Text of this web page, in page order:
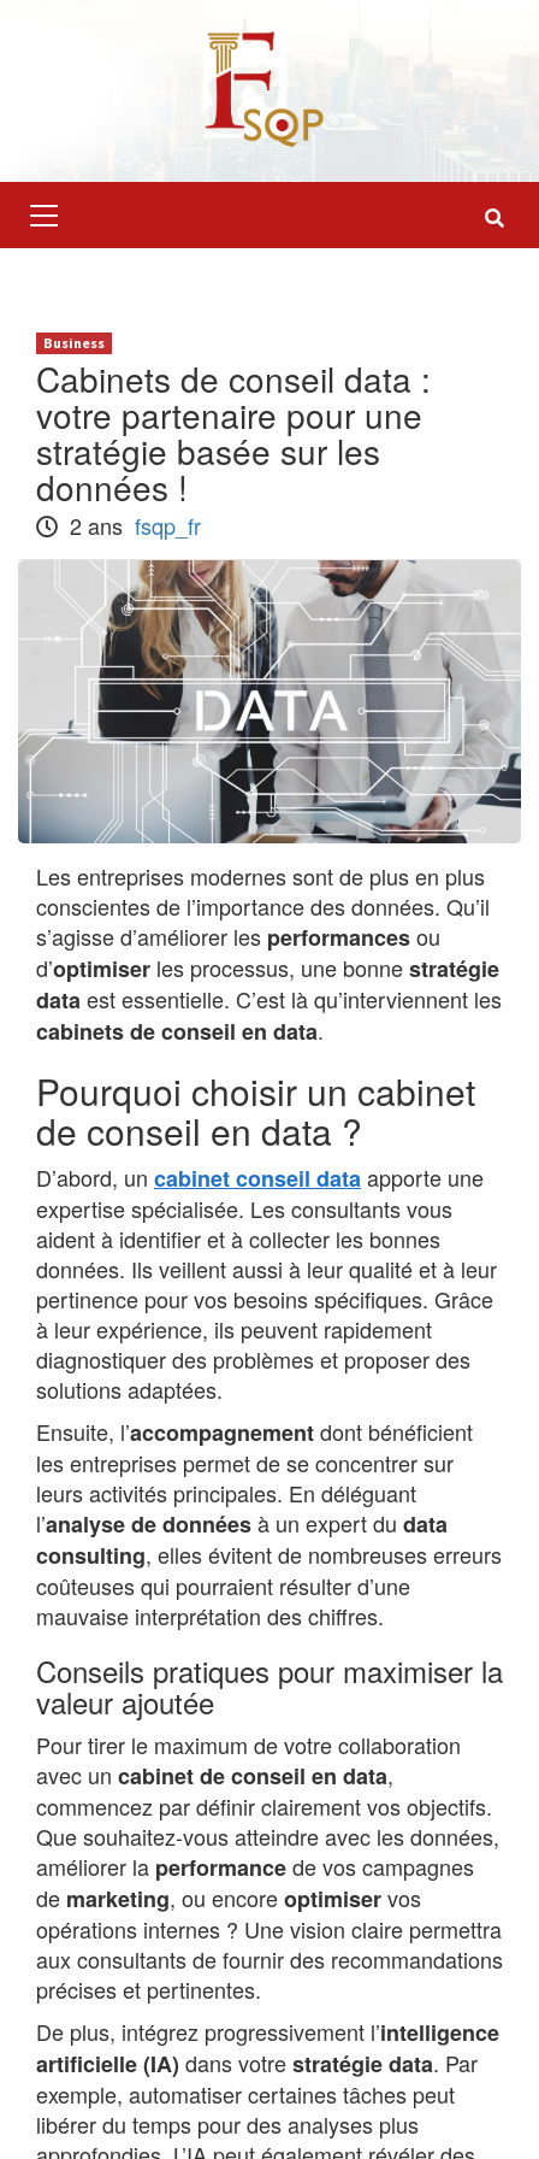
Primary
Menu
Business
Cabinets de conseil data :
votre partenaire pour une
stratégie basée sur les
données !
2 ans fsqp_fr
Les entreprises modernes sont de plus en plus
conscientes de l’importance des données. Qu’il
s’agisse d’améliorer les performancesou
d’optimiser les processus, une bonnestratégie
dataest essentielle. C’est là qu’interviennent les
cabinets de conseil en data.
Pourquoi choisir un cabinet
de conseil en data ?
D’abord, un cabinet conseil dataapporte une
expertise spécialisée. Les consultants vous
aident à identifier et à collecter les bonnes
données. Ils veillent aussi à leur qualité et à leur
pertinence pour vos besoins spécifiques. Grâce
à leur expérience, ils peuvent rapidement
diagnostiquer des problèmes et proposer des
solutions adaptées.
Ensuite, l’accompagnementdont bénéficient
les entreprises permet de se concentrer sur
leurs activités principales. En déléguant
l’analyse de donnéesà un expert du data
consulting, elles évitent de nombreuses erreurs
coûteuses qui pourraient résulter d’une
mauvaise interprétation des chiffres.
Conseils pratiques pour maximiser la
valeur ajoutée
Pour tirer le maximum de votre collaboration
avec un cabinet de conseil en data,
commencez par définir clairement vos objectifs.
Que souhaitez-vous atteindre avec les données,
améliorer la performancede vos campagnes
de marketing, ou encoreoptimiservos
opérations internes ? Une vision claire permettra
aux consultants de fournir des recommandations
précises et pertinentes.
De plus, intégrez progressivement l’intelligence
artificielle (IA) dans votrestratégie data. Par
exemple, automatiser certaines tâches peut
libérer du temps pour des analyses plus